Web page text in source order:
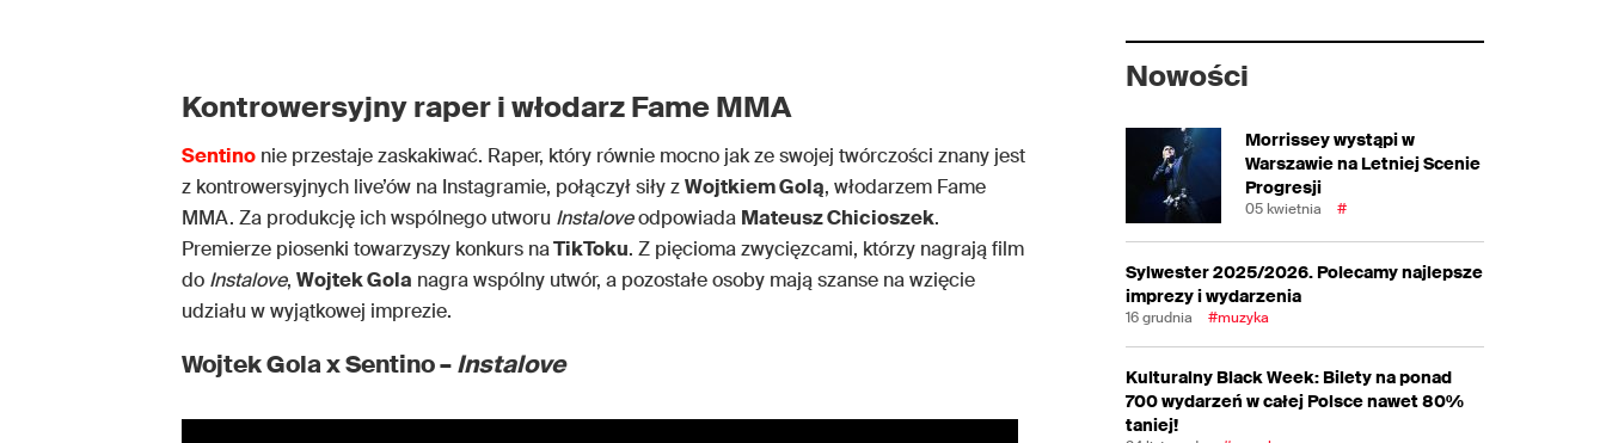
Kontrowersyjny raper i włodarz Fame MMA
Sentino nie przestaje zaskakiwać. Raper, który równie mocno jak ze swojej twórczości znany jest
z kontrowersyjnych live’ów na Instagramie, połączył siły zWojtkiem Golą, włodarzem Fame
MMA. Za produkcję ich wspólnego utworu Instaloveodpowiada Mateusz Chicioszek.
Premierze piosenki towarzyszy konkurs naTikToku. Z pięcioma zwycięzcami, którzy nagrają film
do Instalove, Wojtek Gola nagra wspólny utwór, a pozostałe osoby mają szanse na wzięcie
udziału w wyjątkowej imprezie.
Wojtek Gola x Sentino –Instalove
Nowości
Morrissey wystąpi w
Warszawie na Letniej Scenie
Progresji
05 kwietnia #
Sylwester 2025/2026. Polecamy najlepsze
imprezy i wydarzenia
16 grudnia #muzyka
Kulturalny Black Week: Bilety na ponad
700 wydarzeń w całej Polsce nawet 80%
taniej!